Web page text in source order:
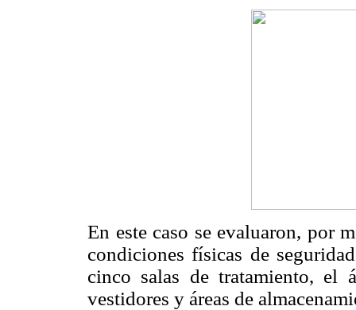
En este caso se evaluaron, por
condiciones físicas de
cinco salas de tratamiento, el
vestidores y áreas de